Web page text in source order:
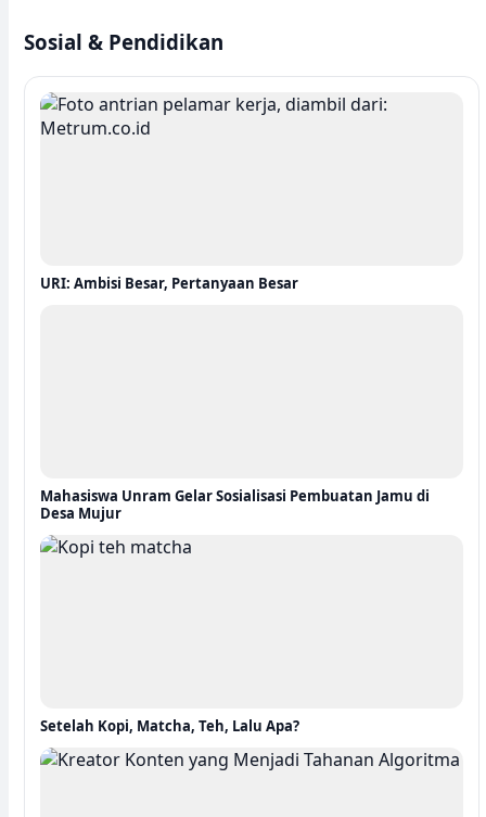
Sosial & Pendidikan
URI: Ambisi Besar, Pertanyaan Besar
Mahasiswa Unram Gelar Sosialisasi Pembuatan Jamu di
Desa Mujur
Setelah Kopi, Matcha, Teh, Lalu Apa?